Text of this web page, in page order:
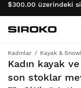
$300.00 üzerindeki
Ana
Kadınlar Kayak &
Kadın kayak
son stoklar
Sınırlı stok kaldı, bitmeden sizinkini alın